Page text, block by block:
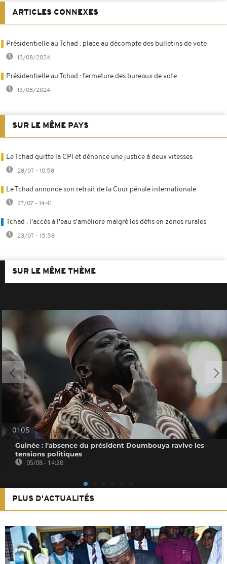
ARTICLES CONNEXES
Présidentielle au Tchad : place au décompte des bulletins de vote
13/08/2024
Présidentielle au Tchad : fermeture des bureaux de vote
13/08/2024
SUR LE MÊME PAYS
Le Tchad quitte la CPI et dénonce une justice à deux vitesses
28/07 - 10:58
Le Tchad annonce son retrait de la Cour pénale internationale
27/07 - 14:41
Tchad : l'accès à l'eau s'améliore malgré les défis en zones rurales
23/07 - 15:58
SUR LE MÊME THÈME
01:05
Guinée : l'absence du président Doumbouya ravive les
tensions politiques
05/08 - 14:28
PLUS D'ACTUALITÉS